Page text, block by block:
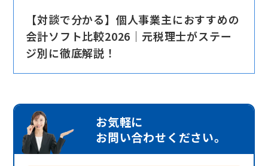
【対談で分かる】個人事業主におすすめの
会計ソフト比較2026｜元税理士がステー
ジ別に徹底解説！
お気軽に
お問い合わせください。